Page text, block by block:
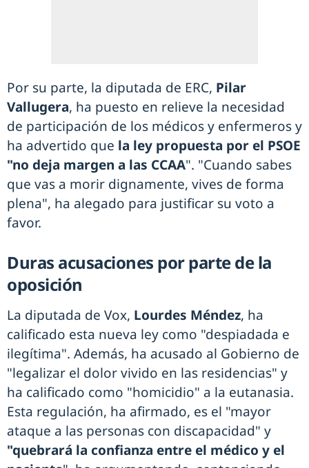
Por su parte, la diputada de ERC, Pilar
Vallugera, ha puesto en relieve la necesidad
de participación de los médicos y enfermeros y
ha advertido que la ley propuesta por el PSOE
"no deja margen a las CCAA". "Cuando sabes
que vas a morir dignamente, vives de forma
plena", ha alegado para justificar su voto a
favor.
Duras acusaciones por parte de la
oposición
La diputada de Vox, Lourdes Méndez, ha
calificado esta nueva ley como "despiadada e
ilegítima". Además, ha acusado al Gobierno de
"legalizar el dolor vivido en las residencias" y
ha calificado como "homicidio" a la eutanasia.
Esta regulación, ha afirmado, es el "mayor
ataque a las personas con discapacidad" y
"quebrará la confianza entre el médico y el